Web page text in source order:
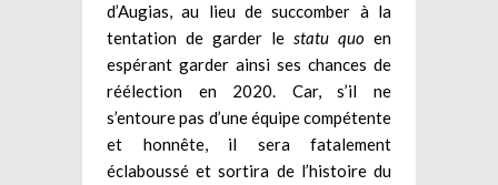
d’Augias, au lieu de succomber à la
tentation de garder le statu quo en
espérant garder ainsi ses chances de
réélection en 2020. Car, s’il ne
s’entoure pas d’une équipe compétente
et honnête, il sera fatalement
éclaboussé et sortira de l’histoire du